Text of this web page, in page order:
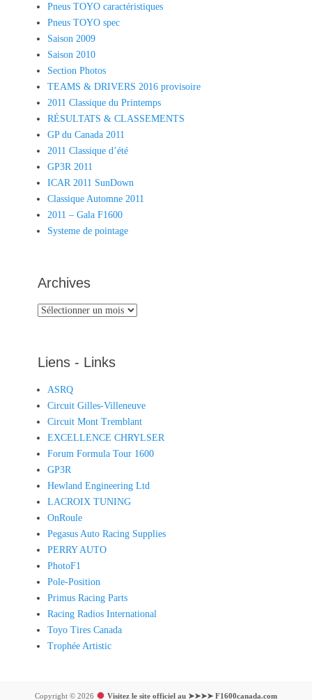
Pneus TOYO caractéristiques
Pneus TOYO spec
Saison 2009
Saison 2010
Section Photos
TEAMS & DRIVERS 2016 provisoire
2011 Classique du Printemps
RÉSULTATS & CLASSEMENTS
GP du Canada 2011
2011 Classique d’été
GP3R 2011
ICAR 2011 SunDown
Classique Automne 2011
2011 – Gala F1600
Systeme de pointage
Archives
Archives
Liens - Links
ASRQ
Circuit Gilles-Villeneuve
Circuit Mont Tremblant
EXCELLENCE CHRYLSER
Forum Formula Tour 1600
GP3R
Hewland Engineering Ltd
LACROIX TUNING
OnRoule
Pegasus Auto Racing Supplies
PERRY AUTO
PhotoF1
Pole-Position
Primus Racing Parts
Racing Radios International
Toyo Tires Canada
Trophée Artistic
Copyright © 2026 Visitez le site officiel au ➤➤➤➤ F1600canada.com